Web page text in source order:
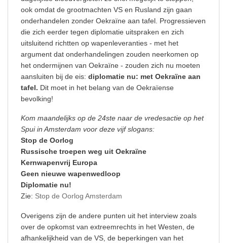
ook omdat de grootmachten VS en Rusland zijn gaan
onderhandelen zonder Oekraïne aan tafel. Progressieven
die zich eerder tegen diplomatie uitspraken en zich
uitsluitend richtten op wapenleveranties - met het
argument dat onderhandelingen zouden neerkomen op
het ondermijnen van Oekraïne - zouden zich nu moeten
aansluiten bij de eis: diplomatie nu: met Oekraïne aan
tafel. Dit moet in het belang van de Oekraïense
bevolking!
Kom maandelijks op de 24ste naar de vredesactie op het
Spui in Amsterdam voor deze vijf slogans:
Stop de Oorlog
Russische troepen weg uit Oekraïne
Kernwapenvrij Europa
Geen nieuwe wapenwedloop
​Diplomatie nu!
Zie: Stop de Oorlog Amsterdam
Overigens zijn de andere punten uit het interview zoals
over de opkomst van extreemrechts in het Westen, de
afhankelijkheid van de VS, de beperkingen van het